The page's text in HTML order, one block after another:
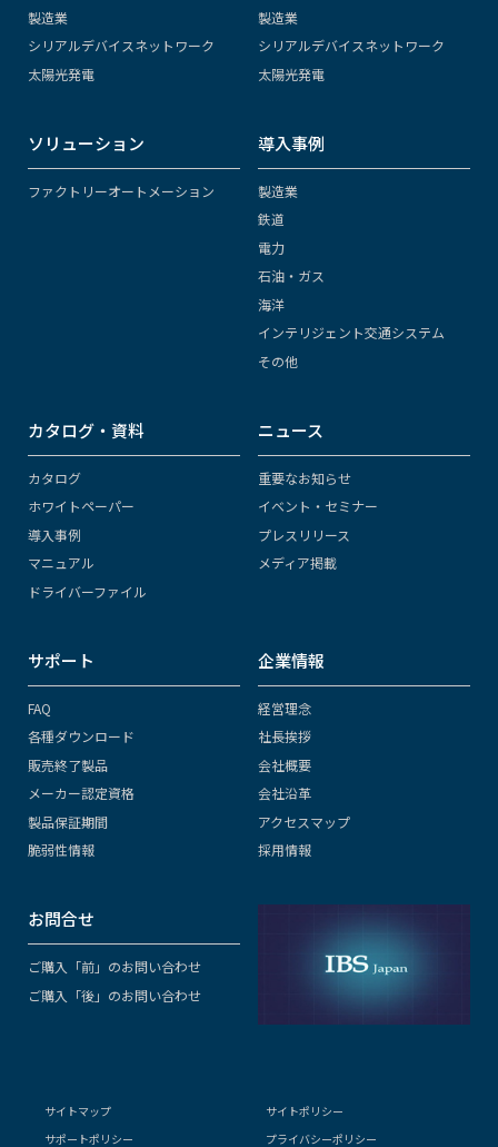
製造業
シリアルデバイスネットワーク
太陽光発電
製造業
シリアルデバイスネットワーク
太陽光発電
ソリューション
ファクトリーオートメーション
導入事例
製造業
鉄道
電力
石油・ガス
海洋
インテリジェント交通システム
その他
カタログ・資料
カタログ
ホワイトペーパー
導入事例
マニュアル
ドライバーファイル
ニュース
重要なお知らせ
イベント・セミナー
プレスリリース
メディア掲載
サポート
FAQ
各種ダウンロード
販売終了製品
メーカー認定資格
製品保証期間
脆弱性情報
企業情報
経営理念
社長挨拶
会社概要
会社沿革
アクセスマップ
採用情報
お問合せ
ご購入「前」のお問い合わせ
ご購入「後」のお問い合わせ
サイトマップ
サイトポリシー
サポートポリシー
プライバシーポリシー